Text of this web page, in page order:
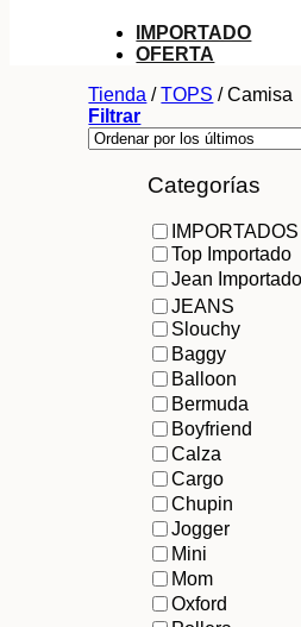
IMPORTADO
OFERTA
Tienda / TOPS /Camisa
Filtrar
Categorías
IMPORTADOS
Top Importado
Jean Importado
JEANS
Slouchy
Baggy
Balloon
Bermuda
Boyfriend
Calza
Cargo
Chupin
Jogger
Mini
Mom
Oxford